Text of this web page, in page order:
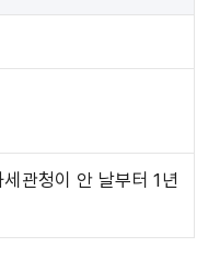
관청이 안 날부터 1년